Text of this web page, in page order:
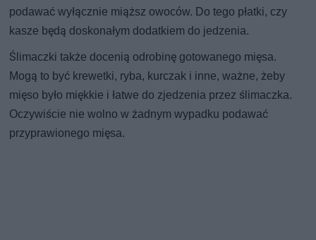
podawać wyłącznie miąższ owoców. Do tego płatki, czy
kasze będą doskonałym dodatkiem do jedzenia.
Ślimaczki także docenią odrobinę gotowanego mięsa.
Mogą to być krewetki, ryba, kurczak i inne, ważne, żeby
mięso było miękkie i łatwe do zjedzenia przez ślimaczka.
Oczywiście nie wolno w żadnym wypadku podawać
przyprawionego mięsa.